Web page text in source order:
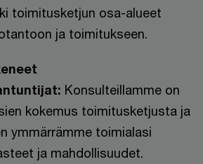
toimitusketjun osa-alueet
ja toimitukseen.
Konsulteillamme on
kokemus toimitusketjusta ja
ymmärrämme toimialasi
ja mahdollisuudet.